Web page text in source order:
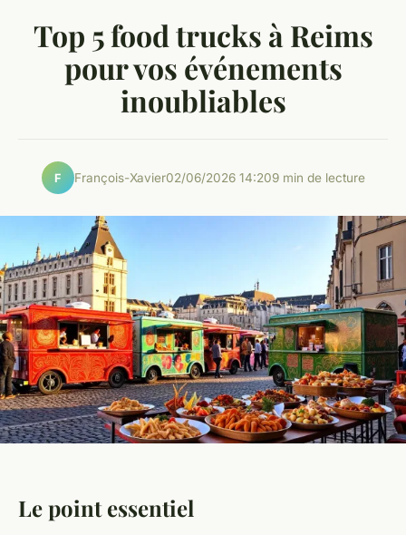
Top 5 food trucks à Reims
pour vos événements
inoubliables
F François-Xavier02/06/2026 14:209 min de lecture
Le point essentiel